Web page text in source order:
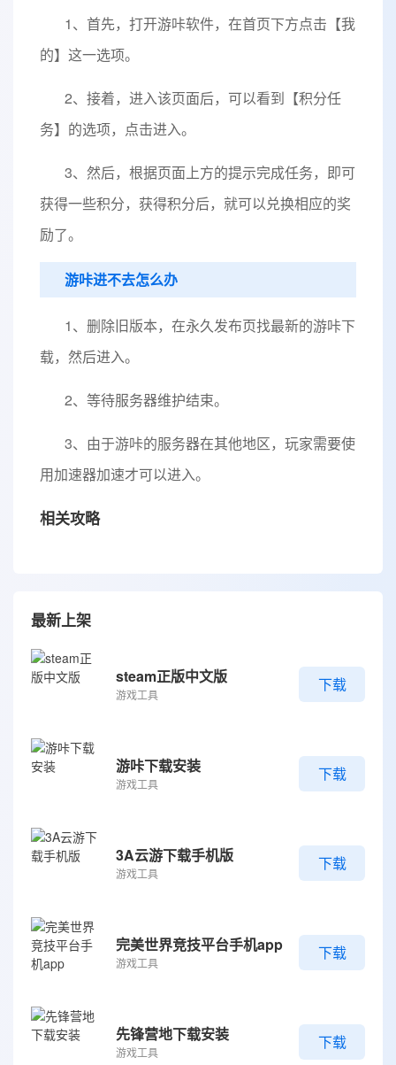
1、首先，打开游咔软件，在首页下方点击【我
的】这一选项。
2、接着，进入该页面后，可以看到【积分任
务】的选项，点击进入。
3、然后，根据页面上方的提示完成任务，即可
获得一些积分，获得积分后，就可以兑换相应的奖
励了。
游咔进不去怎么办
1、删除旧版本，在永久发布页找最新的游咔下
载，然后进入。
2、等待服务器维护结束。
3、由于游咔的服务器在其他地区，玩家需要使
用加速器加速才可以进入。
相关攻略
最新上架
steam正版中文版
游戏工具
下载
游咔下载安装
游戏工具
下载
3A云游下载手机版
游戏工具
下载
完美世界竞技平台手机app
游戏工具
下载
先锋营地下载安装
游戏工具
下载